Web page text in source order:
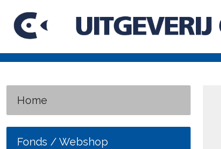
Home
Fonds / Webshop